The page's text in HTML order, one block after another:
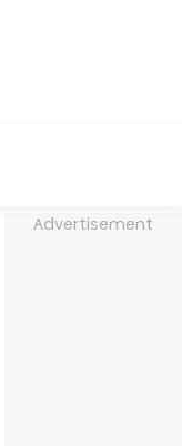
Advertisement